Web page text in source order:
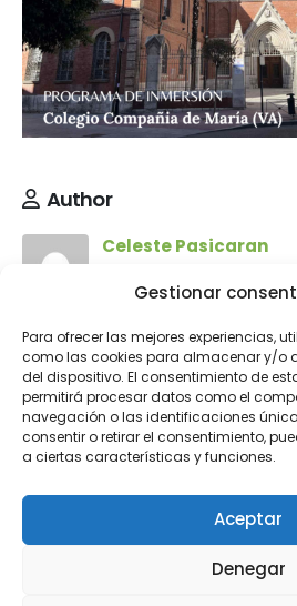
Gestionar
Para ofrecer las mejores experiencias,
como las cookies para almacenar y/o
del dispositivo. El consentimiento de
permitirá procesar datos como el
navegación o las identificaciones
consentir o retirar el consentimiento,
a ciertas características y funciones.
Aceptar
Denegar
Author
Celeste Pasicaran
Deja una respuesta
Tu dirección de correo
publicada. Los campos
con*